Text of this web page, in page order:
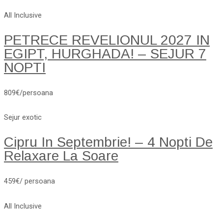
All Inclusive
PETRECE REVELIONUL 2027 IN
EGIPT, HURGHADA! – SEJUR 7
NOPTI
809€/persoana
Sejur exotic
Cipru In Septembrie! – 4 Nopti De
Relaxare La Soare
459€/ persoana
All Inclusive